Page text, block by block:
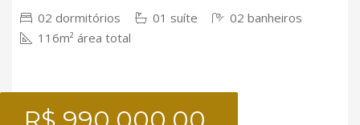
02 dormitórios 01 suíte
02 banheiros
116m² área total